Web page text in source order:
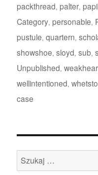
packthread, palter,
Category, personable,
pustule,quartern,
showshoe,sloyd,sub,
Unpublished,
wellintentioned,
case
Szukaj: